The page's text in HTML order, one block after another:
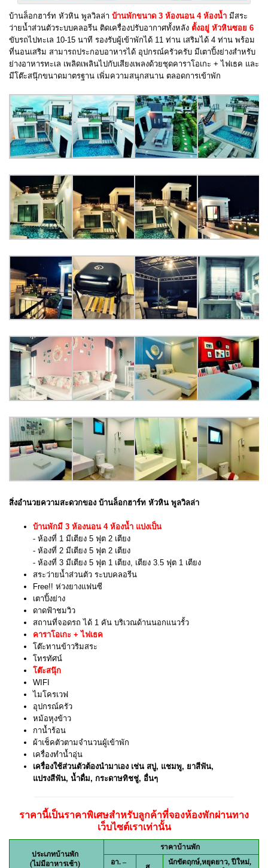
บ้านล็อกฮาร์ท หัวหิน พูลวิลล่า บ้านพักขนาด 3 ห้องนอน 4 ห้องน้ำ มีสระ
ว่ายน้ำส่วนตัวระบบคลอรีน ติดเครื่องปรับอากาศทั้งหลัง ตั้งอยู่ หัวหินซอย 6
ขับรถไปทะเล 10-15 นาที รองรับผู้เข้าพักได้ 11 ท่าน เสริมได้ 4 ท่าน พร้อม
ที่นอนเสริม สามารถประกอบอาหารได้ อุปกรณ์ครัวครับ มีเตาปิ้งย่างสำหรับ
ย่างอาหารทะเล เพลิดเพลินไปกับเสียงเพลงด้วยชุดคาราโอเกะ + ไฟเธค และ
มีโต๊ะสนุ๊กขนาดมาตรฐาน เพิ่มความสนุกสนาน ตลอดการเข้าพัก
สิ่งอำนวยความสะดวกของ บ้านล็อกฮาร์ท หัวหิน พูลวิลล่า
บ้านพักมี 3 ห้องนอน 4 ห้องน้ำ แบ่งเป็น
- ห้องที่ 1 มีเตียง 5 ฟุต 2 เตียง
- ห้องที่ 2 มีเตียง 5 ฟุต 2 เตียง
- ห้องที่ 3 มีเตียง 5 ฟุต 1 เตียง, เตียง 3.5 ฟุต 1 เตียง
สระว่ายน้ำส่วนตัว ระบบคลอรีน
Free!! ห่วงยางแฟนซี
เตาปิ้งย่าง
ดาดฟ้าชมวิว
สถานที่จอดรถ ได้ 1 คัน บริเวณด้านนอกแนวรั้ว
คาราโอเกะ + ไฟเธค
โต๊ะทานข้าวริมสระ
โทรทัศน์
โต๊ะสนุ๊ก
WIFI
ไมโครเวฟ
อุปกรณ์ครัว
หม้อหุงข้าว
กาน้ำร้อน
ผ้าเช็คตัวตามจำนวนผู้เข้าพัก
เครื่องทำน้ำอุ่น
เครื่องใช้ส่วนตัวต้องนำมาเอง เช่น สบู่, แชมพู, ยาสีฟัน,
แปรงสีฟัน, น้ำดื่ม, กระดาษทิชชู่, อื่นๆ
ราคานี้เป็นราคาพิเศษสำหรับลูกค้าที่จองห้องพักผ่านทาง
เว็บไซต์เราเท่านั้น
ประเภทบ้านพัก
(ไม่มีอาหารเช้า)
ราคาบ้านพัก
อา. –
นักขัตฤกษ์,หยุดยาว, ปีใหม่,